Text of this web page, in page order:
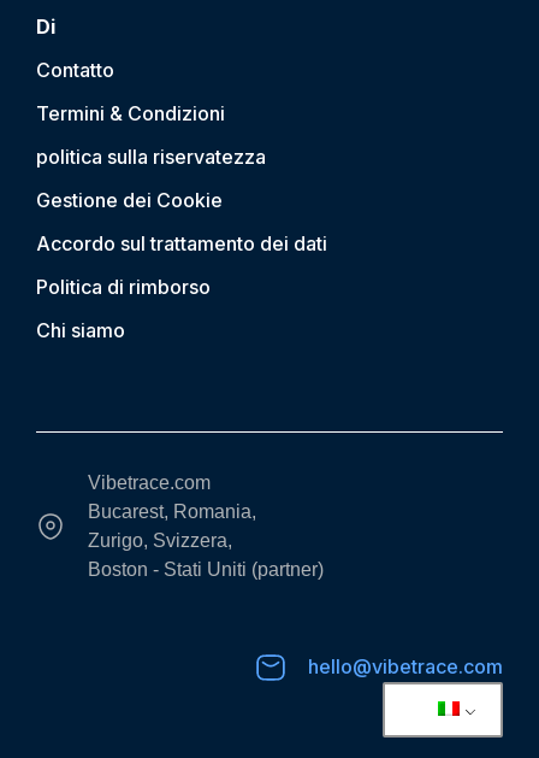
Di
Contatto
Termini & Condizioni
politica sulla riservatezza
Gestione dei Cookie
Accordo sul trattamento dei dati
Politica di rimborso
Chi siamo
Vibetrace.com
Bucarest, Romania,
Zurigo, Svizzera,
Boston - Stati Uniti (partner)
hello@vibetrace.com